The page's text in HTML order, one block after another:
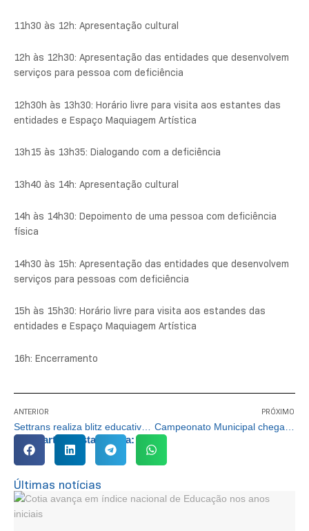
11h30 às 12h: Apresentação cultural
12h às 12h30: Apresentação das entidades que desenvolvem
serviços para pessoa com deficiência
12h30h às 13h30: Horário livre para visita aos estantes das
entidades e Espaço Maquiagem Artística
13h15 às 13h35: Dialogando com a deficiência
13h40 às 14h: Apresentação cultural
14h às 14h30: Depoimento de uma pessoa com deficiência
física
14h30 às 15h: Apresentação das entidades que desenvolvem
serviços para pessoas com deficiência
15h às 15h30: Horário livre para visita aos estandes das
entidades e Espaço Maquiagem Artística
16h: Encerramento
ANTERIOR PRÓXIMO
Compartilhe esta notícia:
Últimas notícias